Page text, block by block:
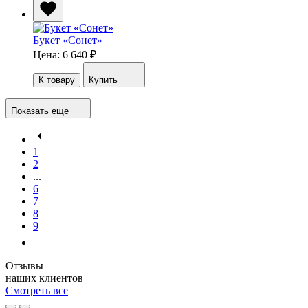
Букет «Сонет»
Цена: 6 640 ₽
К товару Купить
Показать еще
1
2
...
6
7
8
9
Отзывы
наших клиентов
Смотреть все